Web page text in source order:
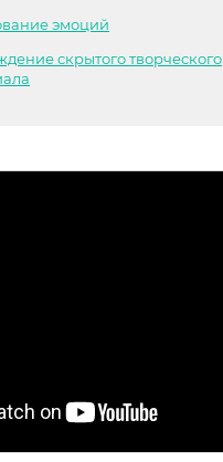
эмоций
скрытого творческого